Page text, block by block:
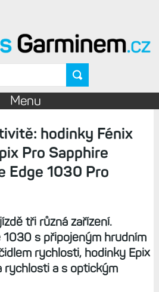
Menu
hodinky Fénix
Pro Sapphire
Edge 1030 Pro
tři různá zařízení.
1030 s připojeným hrudním
rychlosti, hodinky Epix
rychlosti a s optickým